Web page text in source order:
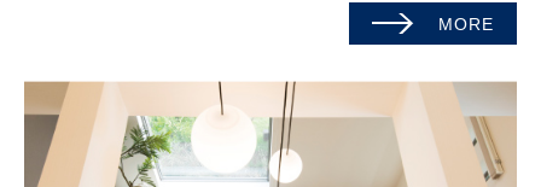
MORE